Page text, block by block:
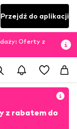
Przejdź do aplikacji
Oferty z
z rabatem do